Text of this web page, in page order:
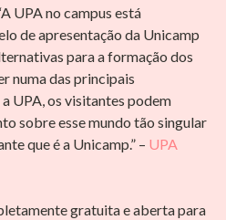
UPA no campus está
de apresentação da Unicamp
para a formação dos
numa das principais
UPA, os visitantes podem
sobre esse mundo tão singular
que é a Unicamp.” – UPA
gratuita e aberta para